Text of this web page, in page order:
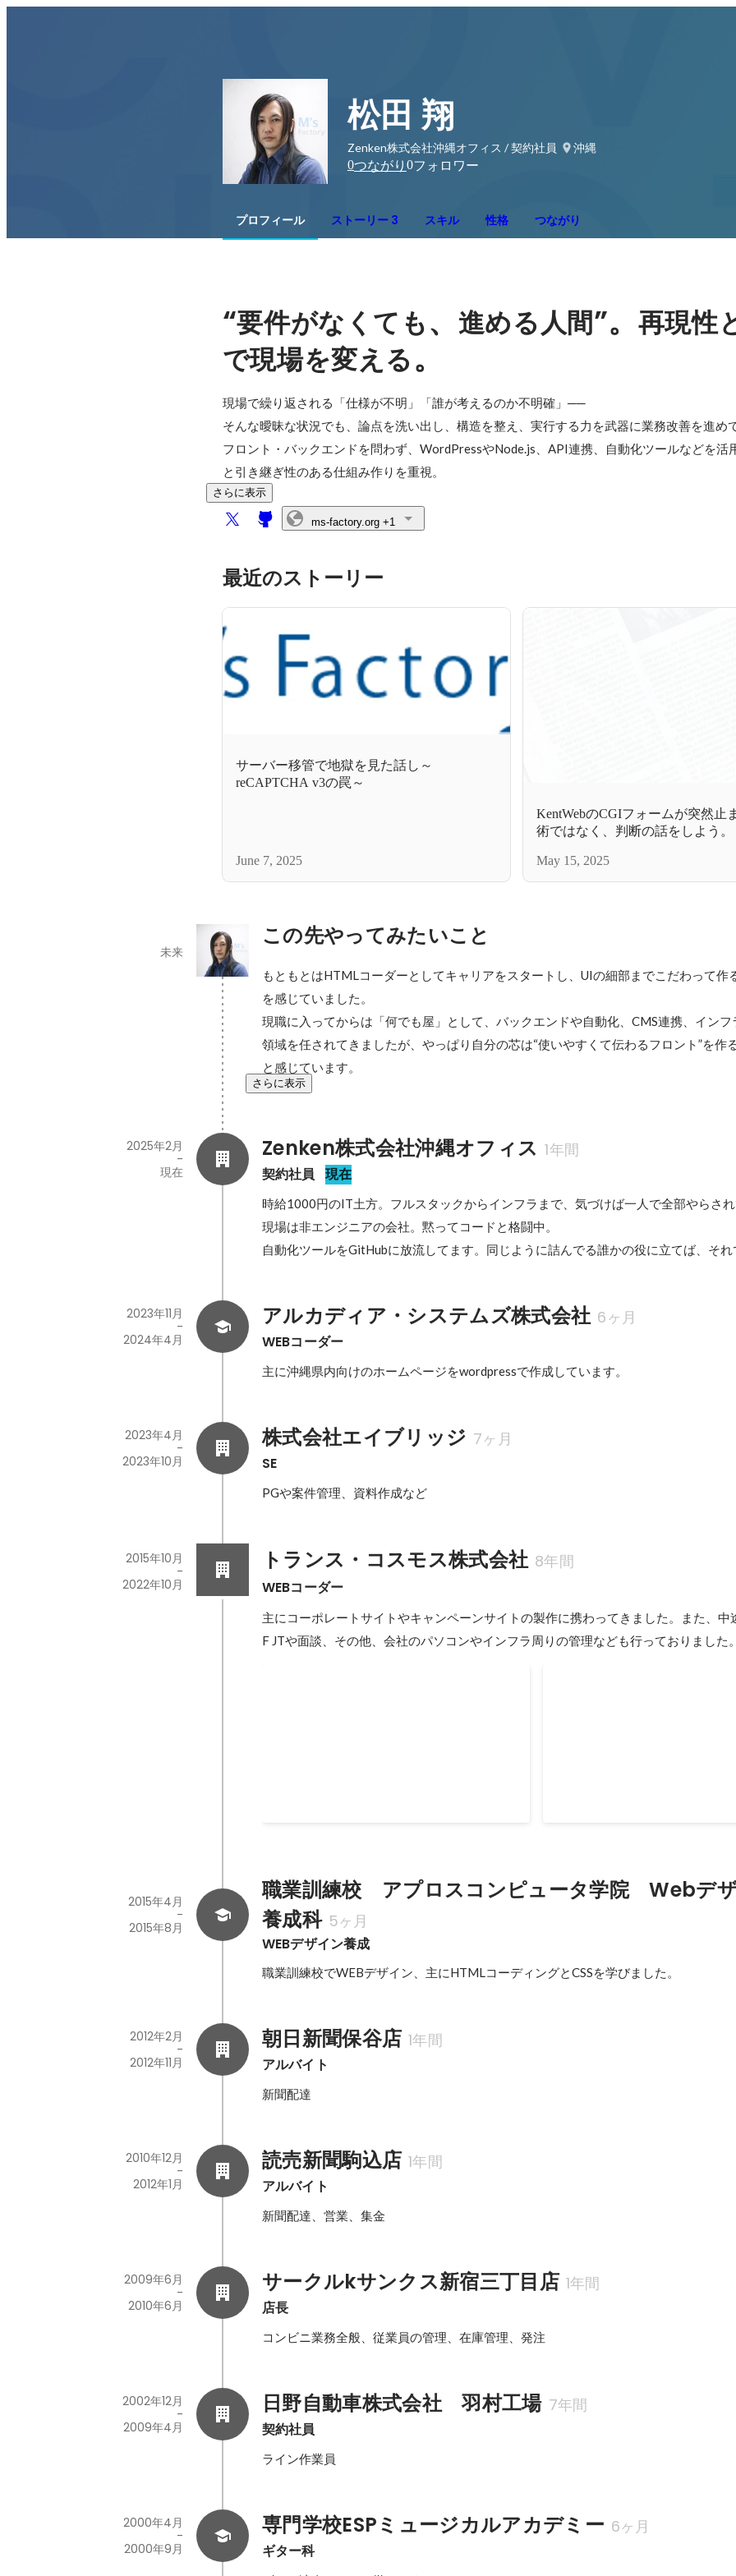
松田 翔
Zenken株式会社沖縄オフィス / 契約社員
沖縄
0つながり 0フォロワー
プロフィール ストーリー 3 スキル 性格 つながり
“要件がなくても、 進める人間”。 再現性
で現場を変える。
現場で繰り返される「仕様が不明」「誰が考えるのか不明確」──
そんな曖昧な状況でも、論点を洗い出し、構造を整え、実行する力を武器に業務改善を進め
フロント・バックエンドを問わず、WordPressやNode.js、API連携、自動化ツールなどを活
と引き継ぎ性のある仕組み作りを重視。
さらに表示
ms-factory.org+1
最近のストーリー
サーバー移管で地獄を見た話し～
reCAPTCHA v3の罠～
June 7, 2025
KentWebのCGIフォームが突然止
術ではなく、判断の話をしよう。
May 15, 2025
この先やってみたいこと
未来
もともとはHTMLコーダーとしてキャリアをスタートし、UIの細部までこだわって作
を感じていました。
現職に入ってからは「何でも屋」として、バックエンドや自動化、CMS連携、インフ
領域を任されてきましたが、やっぱり自分の芯は“使いやすくて伝わるフロント”を作
と感じています。
さらに表示
Zenken株式会社沖縄オフィス 1年間
契約社員 現在
2025年2月
-
現在
時給1000円のIT土方。フルスタックからインフラまで、気づけば一人で全部やらさ
現場は非エンジニアの会社。黙ってコードと格闘中。
自動化ツールをGitHubに放流してます。同じように詰んでる誰かの役に立てば、そ
アルカディア・システムズ株式会社 6ヶ月
WEBコーダー
2023年11月
-
2024年4月
主に沖縄県内向けのホームページをwordpressで作成しています。
株式会社エイブリッジ 7ヶ月
SE
2023年4月
-
2023年10月
PGや案件管理、資料作成など
トランス・コスモス株式会社 8年間
WEBコーダー
2015年10月
-
2022年10月
主にコーポレートサイトやキャンペーンサイトの製作に携わってきました。また、中
F JTや面談、その他、会社のパソコンやインフラ周りの管理なども行っておりました
職業訓練校　アプロスコンピュータ学院　Webデ
養成科 5ヶ月
WEBデザイン養成
2015年4月
-
2015年8月
職業訓練校でWEBデザイン、主にHTMLコーディングとCSSを学びました。
朝日新聞保谷店 1年間
アルバイト
2012年2月
-
2012年11月
新聞配達
読売新聞駒込店 1年間
アルバイト
2010年12月
-
2012年1月
新聞配達、営業、集金
サークルkサンクス新宿三丁目店 1年間
店長
2009年6月
-
2010年6月
コンビニ業務全般、従業員の管理、在庫管理、発注
日野自動車株式会社　羽村工場 7年間
契約社員
2002年12月
-
2009年4月
ライン作業員
専門学校ESPミュージカルアカデミー 6ヶ月
ギター科
2000年4月
-
2000年9月